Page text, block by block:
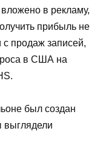
в рекламу,
прибыль не
с продаж записей,
в США на
был создан
выглядели